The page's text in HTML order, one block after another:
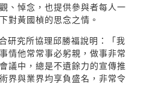
、悼念，也提供參與者每人一
對黃國楨的思念之情。
研究所協理邱勝福說明：「我
情他常常事必躬親，做事非常
議中，總是不遺餘力的宣傳推
界與業界均享負盛名，非常令